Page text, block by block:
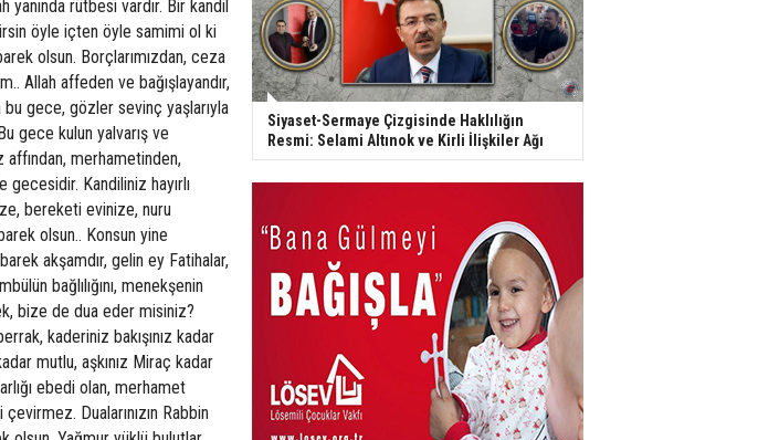
Siyaset-Sermaye Çizgisinde Haklılığın
Resmi: Selami Altınok ve Kirli İlişkiler Ağı